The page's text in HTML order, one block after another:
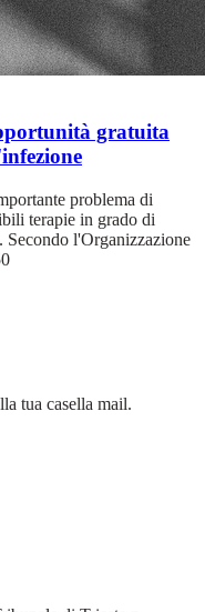
gratuita
problema di
terapie in grado di
Secondo l'Organizzazione
tua casella mail.